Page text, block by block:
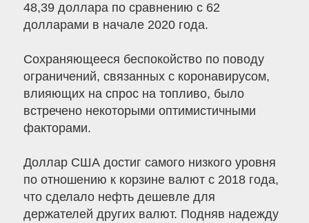
48,39 доллара по сравнению с 62
долларами в начале 2020 года.
Сохраняющееся беспокойство по поводу
ограничений, связанных с коронавирусом,
влияющих на спрос на топливо, было
встречено некоторыми оптимистичными
факторами.
Доллар США достиг самого низкого уровня
по отношению к корзине валют с 2018 года,
что сделало нефть дешевле для
держателей других валют. Подняв надежду